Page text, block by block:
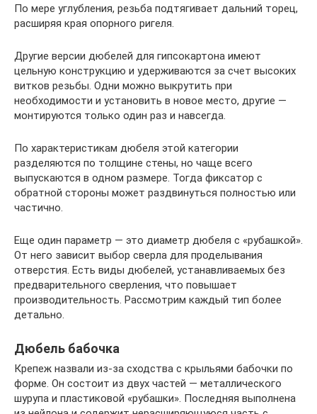
По мере углубления, резьба подтягивает дальний торец,
расширяя края опорного ригеля.
Другие версии дюбелей для гипсокартона имеют
цельную конструкцию и удерживаются за счет высоких
витков резьбы. Одни можно выкрутить при
необходимости и установить в новое место, другие —
монтируются только один раз и навсегда.
По характеристикам дюбеля этой категории
разделяются по толщине стены, но чаще всего
выпускаются в одном размере. Тогда фиксатор с
обратной стороны может раздвинуться полностью или
частично.
Еще один параметр — это диаметр дюбеля с «рубашкой».
От него зависит выбор сверла для проделывания
отверстия. Есть виды дюбелей, устанавливаемых без
предварительного сверления, что повышает
производительность. Рассмотрим каждый тип более
детально.
Дюбель бабочка
Крепеж назвали из-за сходства с крыльями бабочки по
форме. Он состоит из двух частей — металлического
шурупа и пластиковой «рубашки». Последняя выполнена